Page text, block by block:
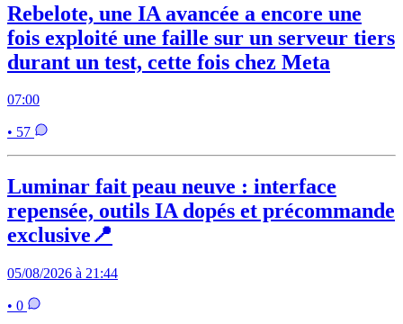
Rebelote, une IA avancée a encore une
fois exploité une faille sur un serveur tiers
durant un test, cette fois chez Meta
07:00
• 57
Luminar fait peau neuve : interface
repensée, outils IA dopés et précommande
exclusive📍
05/08/2026 à 21:44
• 0